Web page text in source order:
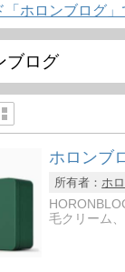
「ホロンブログ
ホロンブ
所有者：ホ
毛クリーム